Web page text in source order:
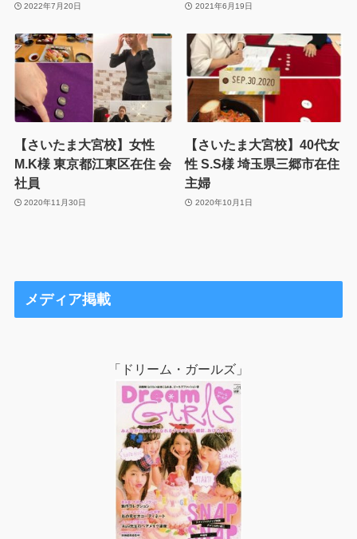
2022年7月20日 2021年6月19日
【さいたま大宮校】女性
M.K様 東京都江東区在住 会
社員
2020年11月30日
【さいたま大宮校】40代女
性 S.S様 埼玉県三郷市在住
主婦
2020年10月1日
メディア掲載
「ドリーム・ガールズ」